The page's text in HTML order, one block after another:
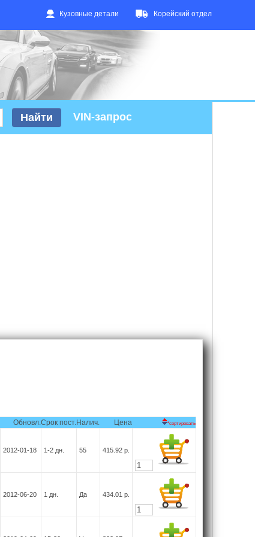
Кузовные детали Корейский отдел
VIN-запрос
Обновл.Срок пост.Налич. Цена *сортировать
2012-01-18 1-2 дн. 55 415.92 р.
2012-06-20 1 дн. Да 434.01 р.